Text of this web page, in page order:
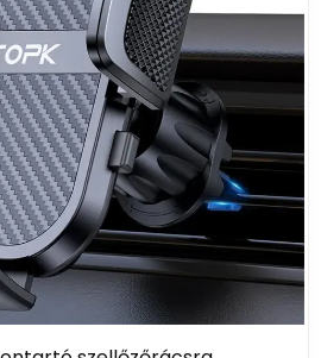
A telefon
navigációhoz,
vagy zeneváltáshoz,
a szélvédő kilátását, így
biztonságos marad.
A legtöbb modell egy
zárható, gyorsan
a készülék.
Puha szilikon- vagy
óvják a mobilodat a
stabil fogást